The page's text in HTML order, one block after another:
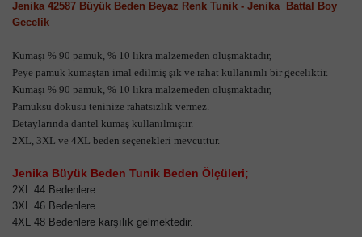
Jenika 42587 Büyük Beden Beyaz Renk Tunik - Jenika  Battal Boy
Gecelik
Kumaşı % 90 pamuk, % 10 likra malzemeden oluşmaktadır,
Peye pamuk kumaştan imal edilmiş şık ve rahat kullanımlı bir geceliktir.
Kumaşı % 90 pamuk, % 10 likra malzemeden oluşmaktadır,
Pamuksu dokusu teninize rahatsızlık vermez.
Detaylarında dantel kumaş kullanılmıştır.
2XL, 3XL ve 4XL beden seçenekleri mevcuttur.
Jenika Büyük Beden Tunik Beden Ölçüleri;
2XL 44 Bedenlere
3XL 46 Bedenlere
4XL 48 Bedenlere karşılık gelmektedir.